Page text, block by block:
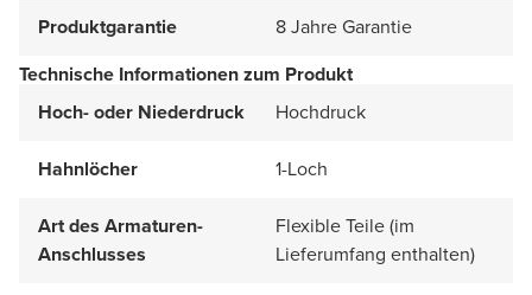
Produktgarantie
8 Jahre Garantie
Technische Informationen zum Produkt
Hoch- oder Niederdruck
Hochdruck
Hahnlöcher 1-Loch
Art des Armaturen-
Anschlusses
Flexible Teile (im
Lieferumfang enthalten)